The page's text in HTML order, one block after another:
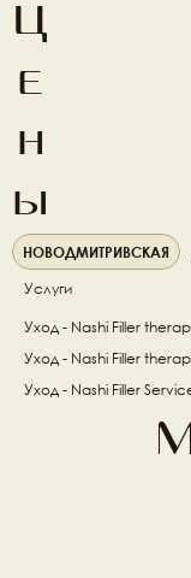
Ц
е
н
ы
НОВОДМИТРИВСКАЯ
Услуги
Уход - Nashi Filler
Уход - Nashi Filler
Уход - Nashi Filler